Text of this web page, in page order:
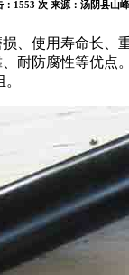
：1553 次 来源：汤阴县山
、使用寿命长、
耐防腐性等优点